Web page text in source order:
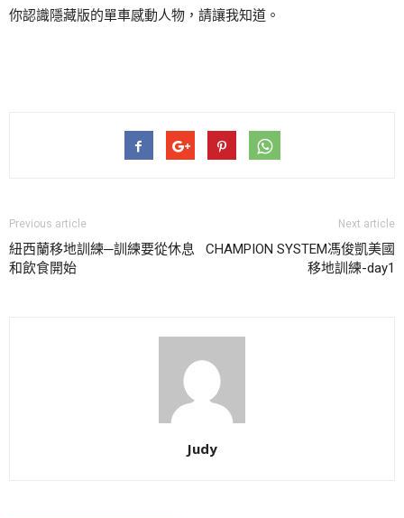
你認識隱藏版的單車感動人物，請讓我知道。
Previous article
紐西蘭移地訓練─訓練要從休息
和飲食開始
Next article
CHAMPION SYSTEM馮俊凱美國
移地訓練-day1
Judy